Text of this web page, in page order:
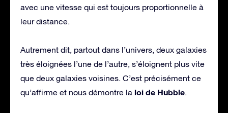
avec une vitesse qui est toujours proportionnelle à
leur distance.
Autrement dit, partout dans l’univers, deux galaxies
très éloignées l’une de l’autre, s’éloignent plus vite
que deux galaxies voisines. C’est précisément ce
qu’affirme et nous démontre la loi de Hubble.